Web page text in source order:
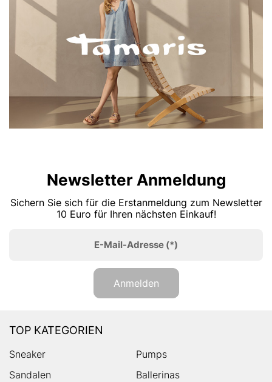
Newsletter Anmeldung
Sichern Sie sich für die Erstanmeldung zum Newsletter
10 Euro für Ihren nächsten Einkauf!
E-Mail-Adresse (*)
Anmelden
TOP KATEGORIEN
Sneaker
Pumps
Sandalen
Ballerinas